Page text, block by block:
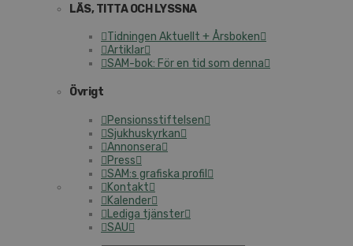
LÄS, TITTA OCH LYSSNA
Tidningen Aktuellt + Årsboken
Artiklar
SAM-bok: För en tid som denna
Övrigt
Pensionsstiftelsen
Sjukhuskyrkan
Annonsera
Press
SAM:s grafiska profil
Kontakt
Kalender
Lediga tjänster
SAU